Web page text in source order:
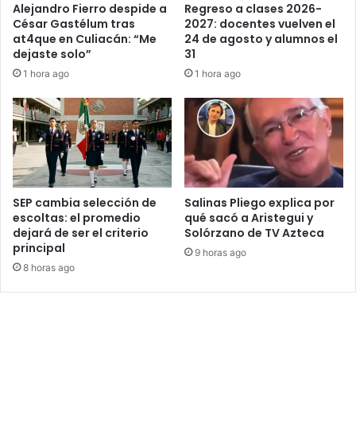
Alejandro Fierro despide a
César Gastélum tras
at4que en Culiacán: “Me
dejaste solo”
1 hora ago
Regreso a clases 2026-
2027: docentes vuelven el
24 de agosto y alumnos el
31
1 hora ago
SEP cambia selección de
escoltas: el promedio
dejará de ser el criterio
principal
8 horas ago
Salinas Pliego explica por
qué sacó a Aristegui y
Solórzano de TV Azteca
9 horas ago